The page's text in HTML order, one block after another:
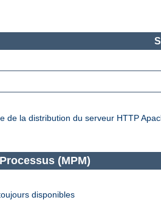
la distribution du serveur HTTP
(MPM)
disponibles